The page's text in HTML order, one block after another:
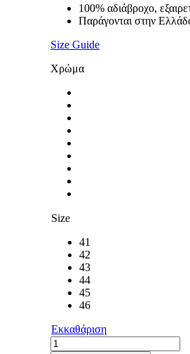
100% αδιάβροχο,
Παράγονται στην
Size Guide
Χρώμα
Size
41
42
43
44
45
46
Εκκαθάριση
Sea